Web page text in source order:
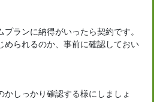
ランに納得がいったら契約です。
められるのか、事前に確認しておい
かしっかり確認する様にしましょ